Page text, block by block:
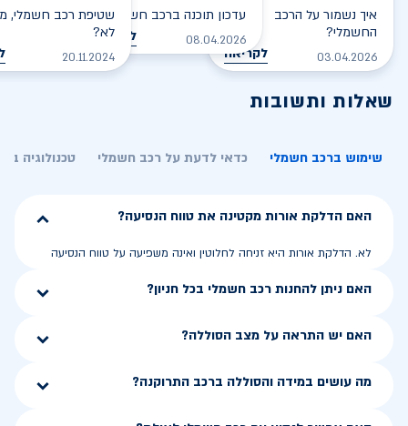
איך נשמור על הרכב
החשמלי?
03.04.2026 לקריאה
עדכון תוכנה ברכב חשמלי
08.04.2026 לקריאה
שטיפת רכב חשמלי,
לא?
20.11.2024
שאלות ותשובות
שימוש ברכב חשמלי כדאי לדעת על רכב חשמלי טכנולוגיה
האם הדלקת אורות מקטינה את טווח הנסיעה?
לא. הדלקת אורות היא זניחה לחלוטין ואינה משפיעה על טווח הנסיעה
האם ניתן להחנות רכב חשמלי בכל חניון?
האם יש התראה על מצב הסוללה?
מה עושים במידה והסוללה ברכב התרוקנה?